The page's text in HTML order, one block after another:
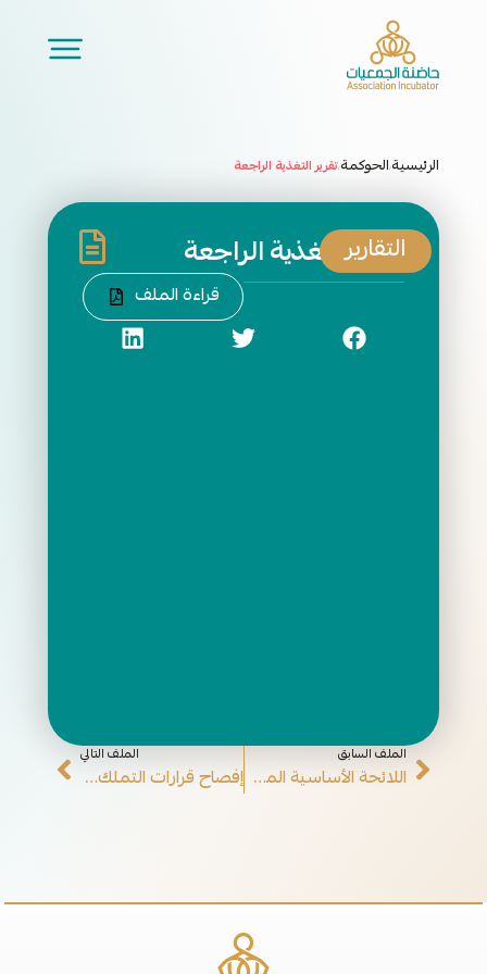
الرئيسية/الحوكمة/تقرير التغذية الراجعة
تقرير التغذية الراجعة
التقارير
قراءة الملف
الملف السابق
اللائحة الأساسية المحدثة
الملف التالي
إفصاح قرارات التملك والاستثمار